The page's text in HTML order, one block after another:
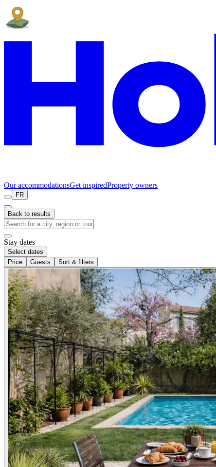
Our accommodationsGet inspiredProperty owners
FR
Back to results
Stay dates
Select dates
Price
Guests Sort & filters